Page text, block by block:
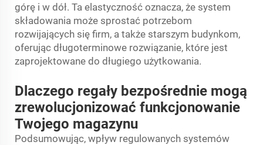
górę i w dół. Ta elastyczność oznacza, że system
składowania może sprostać potrzebom
rozwijających się firm, a także starszym budynkom,
oferując długoterminowe rozwiązanie, które jest
zaprojektowane do długiego użytkowania.
Dlaczego regały bezpośrednie mogą
zrewolucjonizować funkcjonowanie
Twojego magazynu
Podsumowując, wpływ regulowanych systemów